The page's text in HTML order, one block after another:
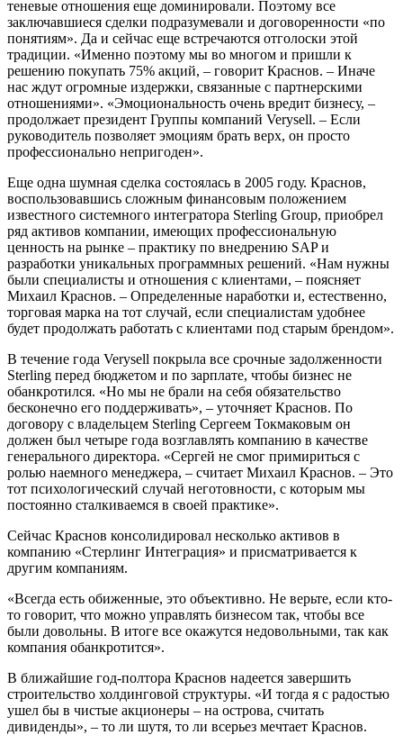
теневые отношения еще доминировали. Поэтому все
заключавшиеся сделки подразумевали и договоренности «по
понятиям». Да и сейчас еще встречаются отголоски этой
традиции. «Именно поэтому мы во многом и пришли к
решению покупать 75% акций, – говорит Краснов. – Иначе
нас ждут огромные издержки, связанные с партнерскими
отношениями». «Эмоциональность очень вредит бизнесу, –
продолжает президент Группы компаний Verysell. – Если
руководитель позволяет эмоциям брать верх, он просто
профессионально непригоден».
Еще одна шумная сделка состоялась в 2005 году. Краснов,
воспользовавшись сложным финансовым положением
известного системного интегратора Sterling Group, приобрел
ряд активов компании, имеющих профессиональную
ценность на рынке – практику по внедрению SAP и
разработки уникальных программных решений. «Нам нужны
были специалисты и отношения с клиентами, – поясняет
Михаил Краснов. – Определенные наработки и, естественно,
торговая марка на тот случай, если специалистам удобнее
будет продолжать работать с клиентами под старым брендом».
В течение года Verysell покрыла все срочные задолженности
Sterling перед бюджетом и по зарплате, чтобы бизнес не
обанкротился. «Но мы не брали на себя обязательство
бесконечно его поддерживать», – уточняет Краснов. По
договору с владельцем Sterling Сергеем Токмаковым он
должен был четыре года возглавлять компанию в качестве
генерального директора. «Сергей не смог примириться с
ролью наемного менеджера, – считает Михаил Краснов. – Это
тот психологический случай неготовности, с которым мы
постоянно сталкиваемся в своей практике».
Сейчас Краснов консолидировал несколько активов в
компанию «Стерлинг Интеграция» и присматривается к
другим компаниям.
«Всегда есть обиженные, это объективно. Не верьте, если кто-
то говорит, что можно управлять бизнесом так, чтобы все
были довольны. В итоге все окажутся недовольными, так как
компания обанкротится».
В ближайшие год-полтора Краснов надеется завершить
строительство холдинговой структуры. «И тогда я с радостью
ушел бы в чистые акционеры – на острова, считать
дивиденды», – то ли шутя, то ли всерьез мечтает Краснов.